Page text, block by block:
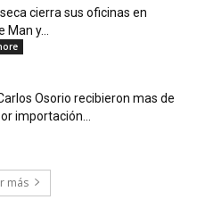
cierra sus oficinas en
y...
Osorio recibieron mas de
importación...
más